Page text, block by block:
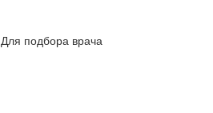
Для подбора врача